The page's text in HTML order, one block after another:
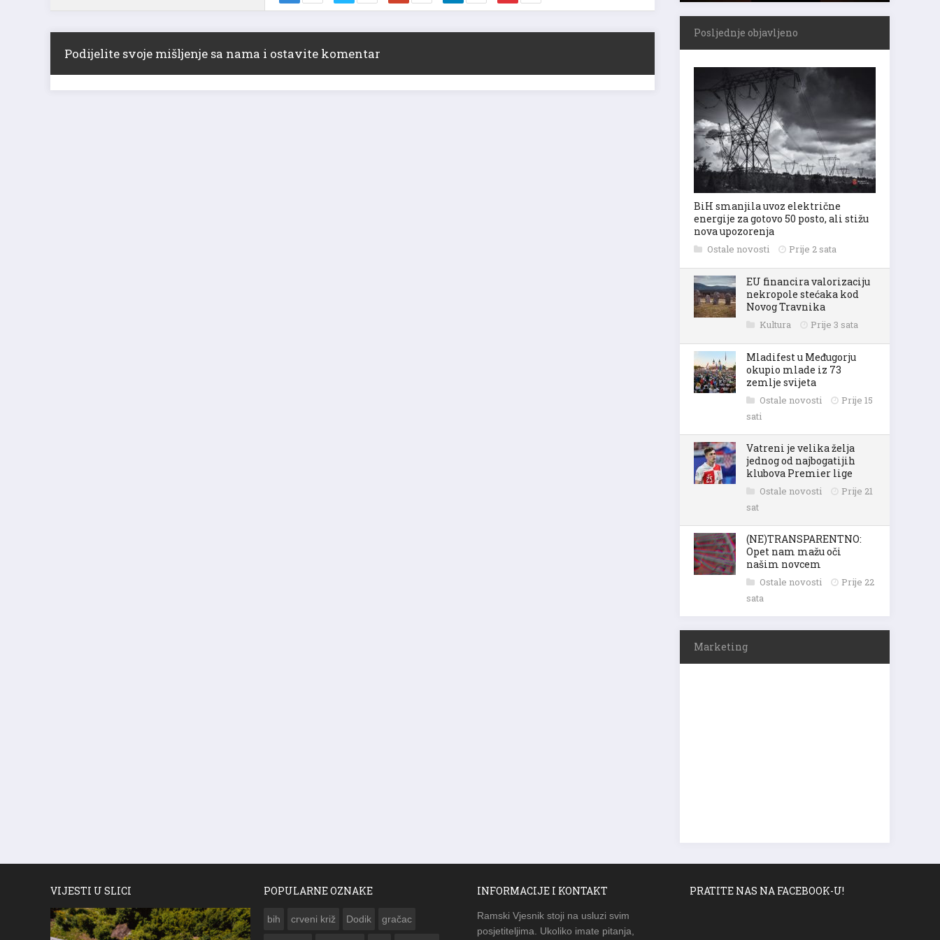
Podijelite svoje mišljenje sa nama i ostavite komentar
Posljednje objavljeno
BiH smanjila uvoz električne
energije za gotovo 50 posto, ali stižu
nova upozorenja
Ostale novosti Prije 2 sata
EU financira valorizaciju
nekropole stećaka kod
Novog Travnika
Kultura Prije 3 sata
Mladifest u Međugorju
okupio mlade iz 73
zemlje svijeta
Ostale novosti
Prije 15
sati
Vatreni je velika želja
jednog od najbogatijih
klubova Premier lige
Ostale novosti
Prije 21
sat
(NE)TRANSPARENTNO:
Opet nam mažu oči
našim novcem
Ostale novosti
Prije 22
sata
Marketing
VIJESTI U SLICI POPULARNE OZNAKE
bih crveni križ Dodik gračac
INFORMACIJE I KONTAKT
Ramski Vjesnik stoji na usluzi svim
posjetiteljima. Ukoliko imate pitanja,
PRATITE NAS NA FACEBOOK-U!